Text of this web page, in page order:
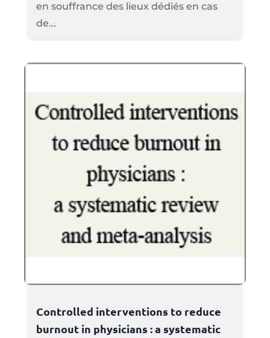
en souffrance des lieux dédiés en cas
de...
Controlled interventions to reduce
burnout in physicians : a systematic